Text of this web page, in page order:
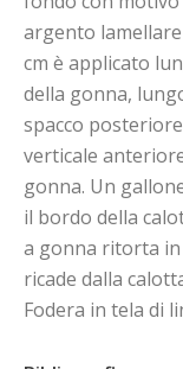
argento
cm è applicato
della gonna,
spacco
verticale
gonna. Un
il bordo della
a gonna ritorta
ricade dalla
Fodera in tela di